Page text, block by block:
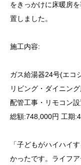
をきっかけに床暖房
置しました。
施工内容:
ガス給湯器24号(エコ
リビング・ダイニン
配管工事・リモコン
総額:748,000円 工期
「子どもがハイハイ
かったです。ライフ